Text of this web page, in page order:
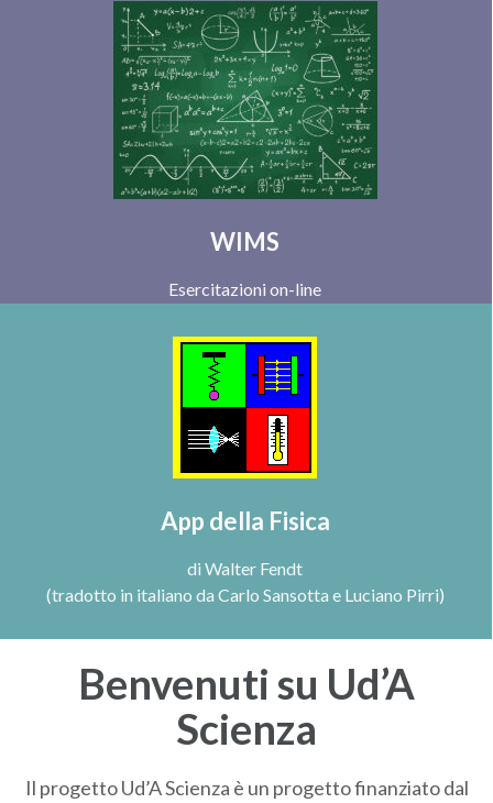
WIMS
Esercitazioni on-line
App della Fisica
di Walter Fendt
(tradotto in italiano da Carlo Sansotta e Luciano Pirri)
Benvenuti su Ud’A
Scienza
Il progetto Ud’A Scienza è un progetto finanziato dal